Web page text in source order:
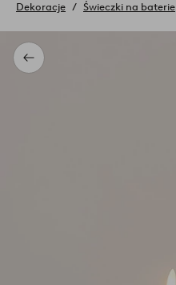
na
stronę
Powrót
Dekoracje Świeczki na baterie